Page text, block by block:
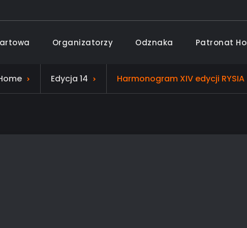
Organizatorzy Odznaka Patronat
Edycja 14 Harmonogram XIV edycji RYSIA